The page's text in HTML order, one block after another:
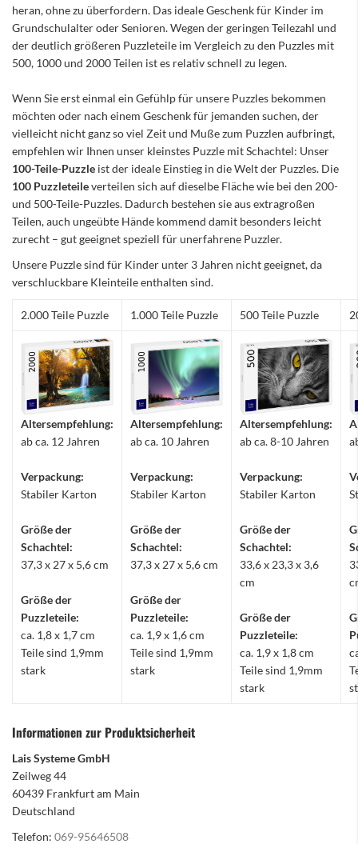
heran, ohne zu überfordern. Das ideale Geschenk für Kinder im
Grundschulalter oder Senioren. Wegen der geringen Teilezahl und
der deutlich größeren Puzzleteile im Vergleich zu den Puzzles mit
500, 1000 und 2000 Teilen ist es relativ schnell zu legen.
Wenn Sie erst einmal ein Gefühlp für unsere Puzzles bekommen
möchten oder nach einem Geschenk für jemanden suchen, der
vielleicht nicht ganz so viel Zeit und Muße zum Puzzlen aufbringt,
empfehlen wir Ihnen unser kleinstes Puzzle mit Schachtel: Unser
100-Teile-Puzzle ist der ideale Einstieg in die Welt der Puzzles. Die
100 Puzzleteileverteilen sich auf dieselbe Fläche wie bei den 200-
und 500-Teile-Puzzles. Dadurch bestehen sie aus extragroßen
Teilen, auch ungeübte Hände kommend damit besonders leicht
zurecht – gut geeignet speziell für unerfahrene Puzzler.
Unsere Puzzle sind für Kinder unter 3 Jahren nicht geeignet, da
verschluckbare Kleinteile enthalten sind.
2.000 Teile Puzzle 1.000 Teile Puzzle 500 Teile Puzzle
Altersempfehlung:
ab ca. 12 Jahren
Verpackung:
Stabiler Karton
Größe der
Schachtel:
37,3 x 27 x 5,6 cm
Größe der
Puzzleteile:
ca. 1,8 x 1,7 cm
Teile sind 1,9mm
stark
Altersempfehlung:
ab ca. 10 Jahren
Verpackung:
Stabiler Karton
Größe der
Schachtel:
37,3 x 27 x 5,6 cm
Größe der
Puzzleteile:
ca. 1,9 x 1,6 cm
Teile sind 1,9mm
stark
Altersempfehlung:
ab ca. 8-10 Jahren
Verpackung:
Stabiler Karton
Größe der
Schachtel:
33,6 x 23,3 x 3,6
cm
Größe der
Puzzleteile:
ca. 1,9 x 1,8 cm
Teile sind 1,9mm
stark
Informationen zur Produktsicherheit
Lais Systeme GmbH
Zeilweg 44
60439 Frankfurt am Main
Deutschland
Telefon: 069-95646508